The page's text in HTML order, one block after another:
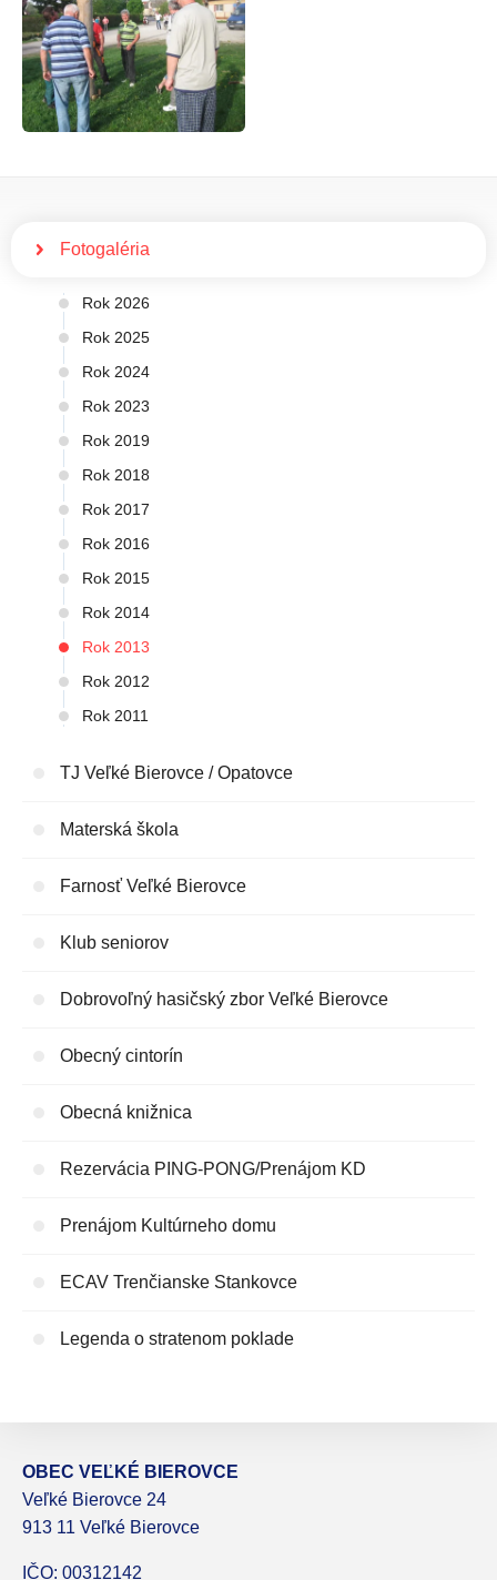
Fotogaléria
Rok 2026
Rok 2025
Rok 2024
Rok 2023
Rok 2019
Rok 2018
Rok 2017
Rok 2016
Rok 2015
Rok 2014
Rok 2013
Rok 2012
Rok 2011
TJ Veľké Bierovce / Opatovce
Materská škola
Farnosť Veľké Bierovce
Klub seniorov
Dobrovoľný hasičský zbor Veľké Bierovce
Obecný cintorín
Obecná knižnica
Rezervácia PING-PONG/Prenájom KD
Prenájom Kultúrneho domu
ECAV Trenčianske Stankovce
Legenda o stratenom poklade
OBEC VEĽKÉ BIEROVCE
Veľké Bierovce 24
913 11 Veľké Bierovce
IČO: 00312142